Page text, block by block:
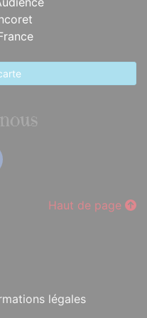
Haut de page
légales